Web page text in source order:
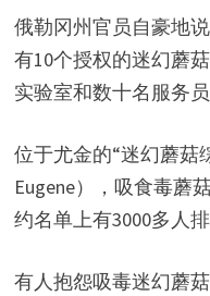
俄勒冈州官员自豪地
有10个授权的迷幻蘑
实验室和数十名服务员
位于尤金的“迷幻蘑菇
Eugene），吸食毒蘑
约名单上有3000多人排
有人抱怨吸毒迷幻蘑